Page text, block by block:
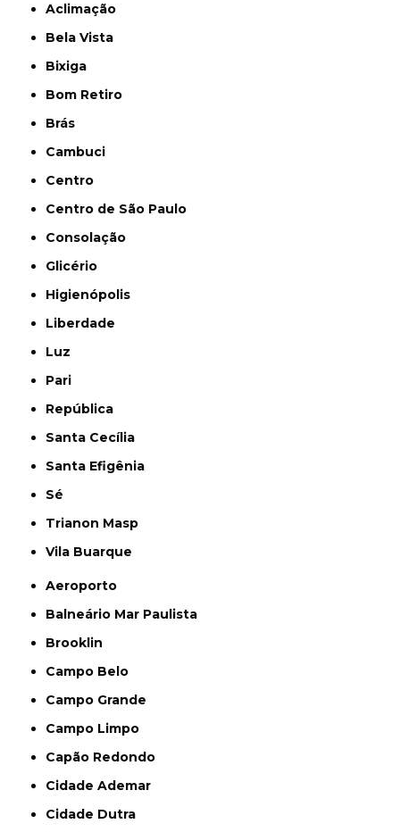
Aclimação
Bela Vista
Bixiga
Bom Retiro
Brás
Cambuci
Centro
Centro de São Paulo
Consolação
Glicério
Higienópolis
Liberdade
Luz
Pari
República
Santa Cecília
Santa Efigênia
Sé
Trianon Masp
Vila Buarque
Aeroporto
Balneário Mar Paulista
Brooklin
Campo Belo
Campo Grande
Campo Limpo
Capão Redondo
Cidade Ademar
Cidade Dutra